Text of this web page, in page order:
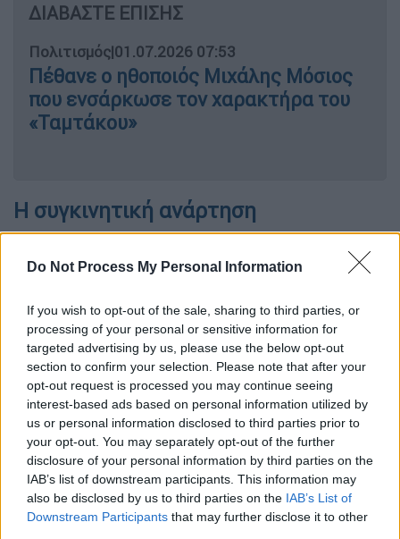
Do Not Process My Personal Information
If you wish to opt-out of the sale, sharing to third parties, or
processing of your personal or sensitive information for
targeted advertising by us, please use the below opt-out
section to confirm your selection. Please note that after your
opt-out request is processed you may continue seeing
interest-based ads based on personal information utilized by
us or personal information disclosed to third parties prior to
your opt-out. You may separately opt-out of the further
disclosure of your personal information by third parties on the
IAB’s list of downstream participants. This information may
also be disclosed by us to third parties on the IAB’s List of
Downstream Participants that may further disclose it to other
ΔΙΑΒΑΣΤΕ ΕΠΙΣΗΣ
Πολιτισμός|01.07.2026 07:53
Πέθανε ο ηθοποιός Μιχάλης Μόσιος
που ενσάρκωσε τον χαρακτήρα του
«Ταμτάκου»
Η συγκινητική ανάρτηση
Σπύρος Μπιμπίλας μέσα από ανάρτησή του
αποχαιρετώντας τον συνάδελφό του με
λόγια αγάπης και εκτίμησης .
Ο πρόεδρος του ΣΕΗ χαρακτήρισε τον Τάκη
Παναγόπουλο έναν «αθόρυβο και ακάματο»
ηθοποιό, πουάφησε το δικό του αποτύπωμα
στο θέατρο, τον ελληνικό κινηματογράφο
και την τηλεόραση, ενώ στάθηκε και στην
κοινωνική και πολιτική του δράση.